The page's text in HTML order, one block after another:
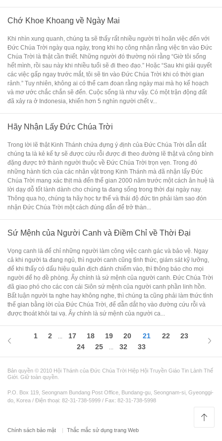
Chớ Khoe Khoang về Ngày Mai
Khi nhìn xung quanh, chúng ta sẽ thấy rất nhiều người trì hoãn việc đến với
Đức Chúa Trời ngày qua ngày, trong khi họ công nhận rằng việc tin vào Đức
Chúa Trời là thật cần thiết. Những người đó thường nói rằng “Giờ tôi sống
hết mình, rồi sau này khi nhiều tuổi sẽ đi theo đạo.” Hoặc “Sau khi giải quyết
các việc gấp ngay trước mắt, tôi sẽ tin vào Đức Chúa Trời khi có thời gian
rảnh.” Tuy nhiên, không ai có thể cam đoan rằng ngày mai mà họ kế hoạch
và mơ ước chắc chắn sẽ đến. Cuộc sống là như vậy. Có một trận động đất
đã xảy ra ở Indonesia, khiến hơn 5 nghìn người chết v...
Hãy Nhận Lấy Đức Chúa Trời
Trong lời lẽ thật Kinh Thánh chứa đựng ý định của Đức Chúa Trời dẫn dắt
chúng ta là kẻ kế tự sẽ được cứu rỗi được đi theo đường lẽ thật và công bình
đặng được trở thành người thuộc về Đức Chúa Trời trọn vẹn. Trong đó
những hành tích của các nhân vật trong Kinh Thánh mà đã nhận lấy Đức
Chúa Trời mang xác thịt mà đến thế gian 2000 năm trước một cách ân huệ là
lời dạy dỗ tốt lành dành cho chúng ta đang sống trong thời đại ngày nay.
Thông qua họ, chúng ta hãy học tư thế và thái độ đức tin phải làm sao đón
nhận Đức Chúa Trời một cách đúng đắn để trở thàn...
Sứ Mệnh của Người Canh và Điềm Chỉ về Thời Đại
Vọng canh là để chỉ những người làm công việc canh gác và bảo vệ. Ngay
cả khi người ta đang ngủ, thì người canh cũng tỉnh thức, giám sát kỹ lưỡng,
để khi thấy có dấu hiệu quân địch đánh chiếm vào, thì thông báo cho mọi
người để họ đề phòng. Ấy chính là sứ mệnh của người canh. Đức Chúa Trời
đã giao phó cho các con cái Siôn sứ mệnh của người canh phần linh hồn.
Bất luận người ta nghe hay không nghe, thì chúng ta cũng phải làm thức tỉnh
thế gian bằng lời của Đức Chúa Trời, để dẫn dắt họ vào đường cứu rỗi và
được thoát khỏi tai vạ. Ấy chính là sứ mệnh của người ca...
1 2 17 18 19 20 21 22
23
24
25 32 33
Bản quyền © 2010 Hội Thánh của Đức Chúa Trời Hiệp Hội Truyền Giáo Tin Lành Thế
Giới. Giữ toàn quyền.
P.O. Box 119, Seongnam Bundang Post Office, Bundang-gu, Seongnam-si, Gyeonggi-
do, Korea / Điện thoại: 82-31-738-5999 / Fax: 82-31-738-5998
Chính sách bảo mật Thắc mắc sử dụng trang Web